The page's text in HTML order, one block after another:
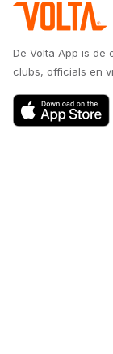
De Volta App is de
clubs, officials en